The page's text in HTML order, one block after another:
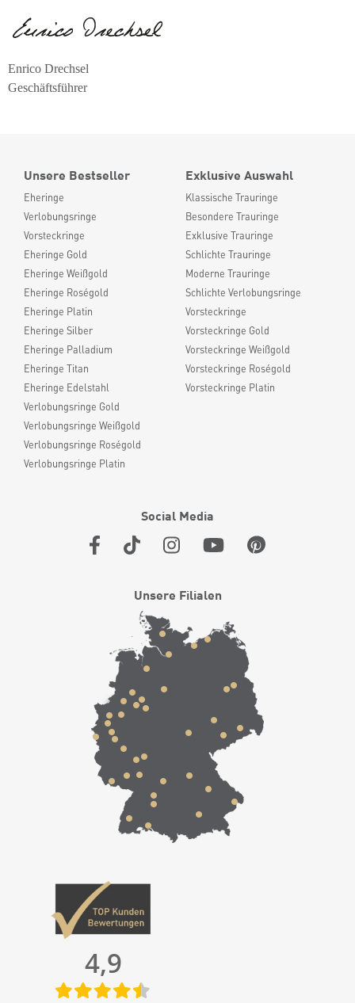
Enrico Drechsel
Geschäftsführer
Unsere Bestseller
Eheringe
Verlobungsringe
Vorsteckringe
Eheringe Gold
Eheringe Weißgold
Eheringe Roségold
Eheringe Platin
Eheringe Silber
Eheringe Palladium
Eheringe Titan
Eheringe Edelstahl
Verlobungsringe Gold
Verlobungsringe Weißgold
Verlobungsringe Roségold
Verlobungsringe Platin
Exklusive Auswahl
Klassische Trauringe
Besondere Trauringe
Exklusive Trauringe
Schlichte Trauringe
Moderne Trauringe
Schlichte Verlobungsringe
Vorsteckringe
Vorsteckringe Gold
Vorsteckringe Weißgold
Vorsteckringe Roségold
Vorsteckringe Platin
Social Media
Unsere Filialen
4,9